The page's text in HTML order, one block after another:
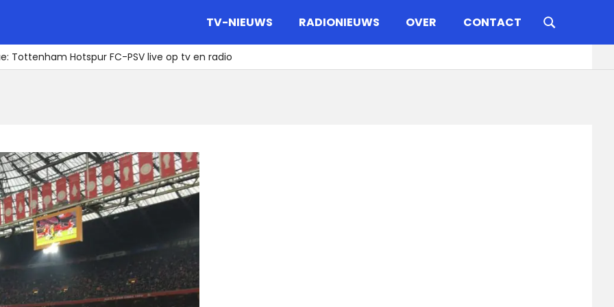
TV-NIEUWS RADIONIEUWS OVER CONTACT
Tottenham Hotspur FC-PSV live op tv en radio